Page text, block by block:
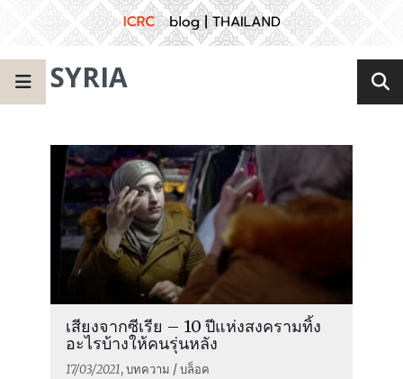
SYRIA
เสียงจากซีเรีย – 10 ปีแห่งสงครามทิ้ง
อะไรบ้างให้คนรุ่นหลัง
17/03/2021, บทความ / บล็อค